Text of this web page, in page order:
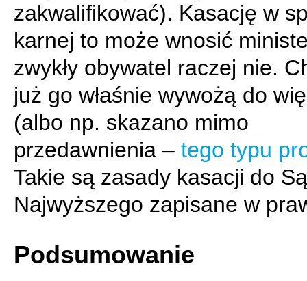
zakwalifikować). Kasację w
karnej to może wnosić
zwykły obywatel raczej nie.
już go właśnie wywożą do
(albo np. skazano mimo
przedawnienia – tego typu
Takie są zasady kasacji do
Najwyższego zapisane w
Podsumowanie